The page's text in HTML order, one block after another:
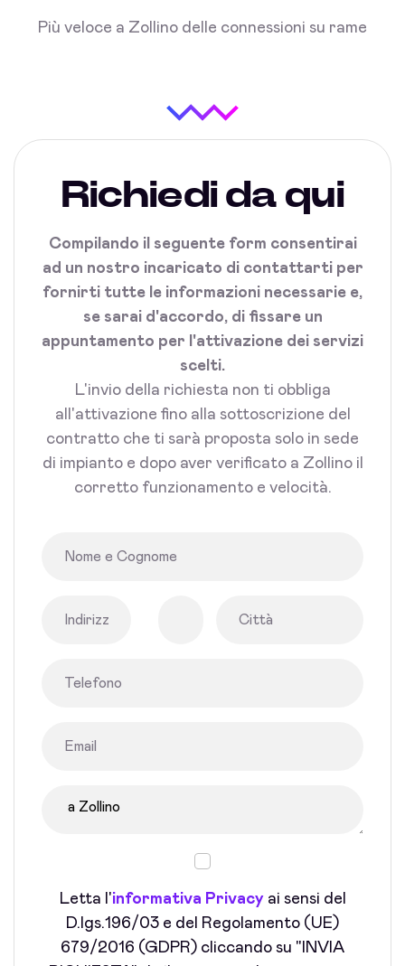
Più veloce a Zollino delle connessioni su rame
Richiedi da qui
Compilando il seguente form consentirai
ad un nostro incaricato di contattarti per
fornirti tutte le informazioni necessarie e,
se sarai d'accordo, di fissare un
appuntamento per l'attivazione dei servizi
scelti.
L'invio della richiesta non ti obbliga
all'attivazione fino alla sottoscrizione del
contratto che ti sarà proposta solo in sede
di impianto e dopo aver verificato a Zollino il
corretto funzionamento e velocità.
Letta l'informativa Privacyai sensi del
D.lgs.196/03 e del Regolamento (UE)
679/2016 (GDPR) cliccando su "INVIA